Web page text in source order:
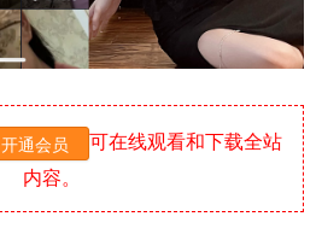
开通会员
可在线观看和下载全站
内容。